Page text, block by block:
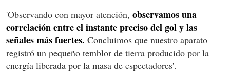
'Observando con mayor atención, observamos una
correlación entre el instante preciso del gol y las
señales más fuertes. Concluimos que nuestro aparato
registró un pequeño temblor de tierra producido por la
energía liberada por la masa de espectadores'.